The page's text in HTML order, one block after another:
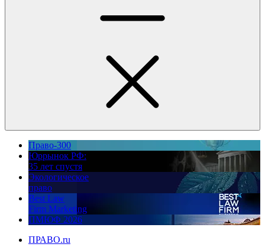
Право-300
Юррынок РФ:
35 лет спустя
Экологическое
право
Best Law
Firm Marketing
ПМЮФ 2026
ПРАВО.ru